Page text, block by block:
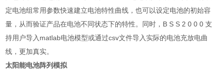
定电池组常用参数快速建立电池特性曲线，也可以设定电池的初始容
量，从而验证产品在电池不同状态下的特性。同时， B S S 2 0 0 0支
持用户导入 matlab电池模型或通过csv文件导入实际的电池充放电曲
线，更加真实。
太阳能电池阵列模拟